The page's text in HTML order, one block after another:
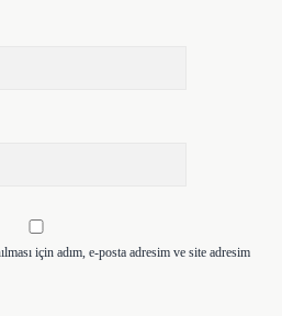
için adım, e-posta adresim ve site adresim